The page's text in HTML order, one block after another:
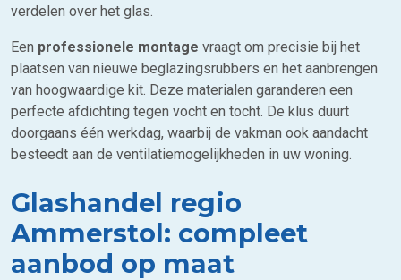
verdelen over het glas.
Een professionele montage vraagt om precisie bij het
plaatsen van nieuwe beglazingsrubbers en het aanbrengen
van hoogwaardige kit. Deze materialen garanderen een
perfecte afdichting tegen vocht en tocht. De klus duurt
doorgaans één werkdag, waarbij de vakman ook aandacht
besteedt aan de ventilatiemogelijkheden in uw woning.
Glashandel regio
Ammerstol: compleet
aanbod op maat